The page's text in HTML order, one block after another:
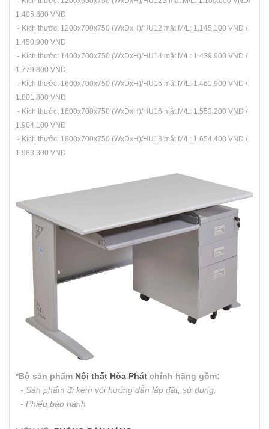
1.405.800 VND
- Kích thước: 1200x700x750 (WxDxH)/HU12 mặt M/L: 1.145.100 VND /
1.450.900 VND
- Kích thước: 1400x700x750 (WxDxH)/HU14 mặt M/L: 1.439.900 VND /
1.779.800 VND
- Kích thước: 1600x700x750 (WxDxH)/HU15 mặt M/L: 1.461.900 VND /
1.801.800 VND
- Kích thước: 1600x700x750 (WxDxH)/HU16 mặt M/L: 1.553.200 VND /
1.904.100 VND
- Kích thước: 1800x700x750 (WxDxH)/HU18 mặt M/L: 1.654.400 VND /
1.983.300 VND
*Bộ sản phẩm Nội thất Hòa Phát chính hãng gồm:
- Sản phẩm đi kèm với hướng dẫn lắp đặt, sử dụng.
- Phiếu bảo hành